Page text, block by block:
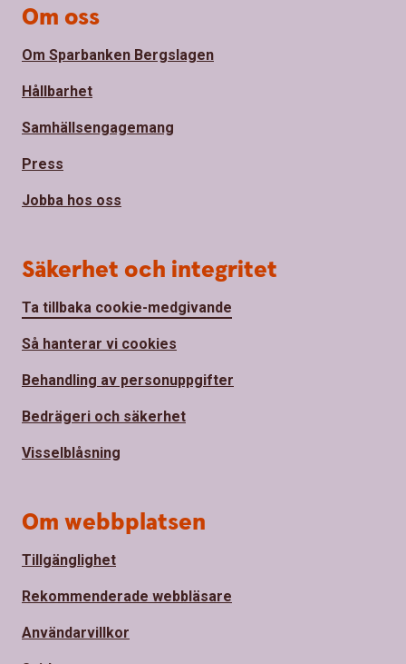
Om oss
Om Sparbanken Bergslagen
Hållbarhet
Samhällsengagemang
Press
Jobba hos oss
Säkerhet och integritet
Ta tillbaka cookie-medgivande
Så hanterar vi cookies
Behandling av personuppgifter
Bedrägeri och säkerhet
Visselblåsning
Om webbplatsen
Tillgänglighet
Rekommenderade webbläsare
Användarvillkor